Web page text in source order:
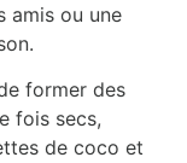
amis ou une
former des
fois secs,
de coco et